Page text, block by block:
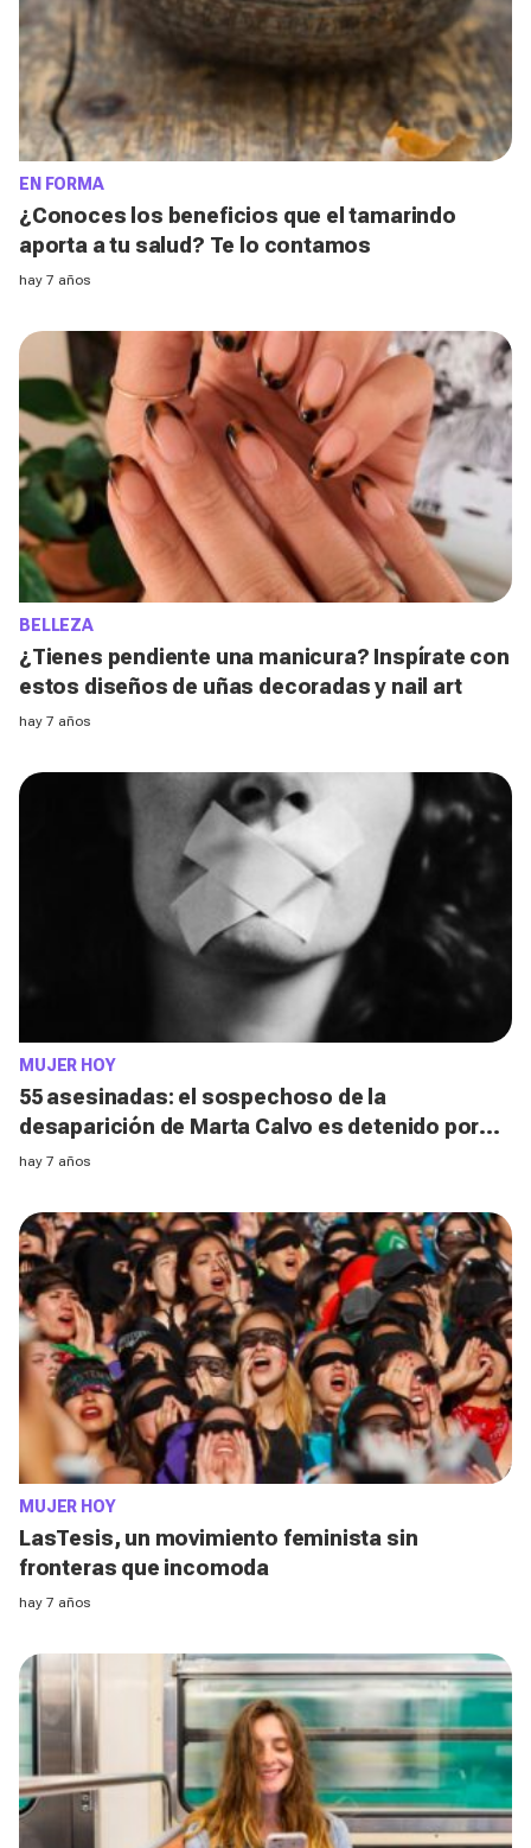
EN FORMA
¿Conoces los beneficios que el tamarindo
aporta a tu salud? Te lo contamos
hay 7 años
BELLEZA
¿Tienes pendiente una manicura? Inspírate con
estos diseños de uñas decoradas y nail art
hay 7 años
MUJER HOY
55 asesinadas: el sospechoso de la
desaparición de Marta Calvo es detenido por
asesinato
hay 7 años
MUJER HOY
LasTesis, un movimiento feminista sin
fronteras que incomoda
hay 7 años